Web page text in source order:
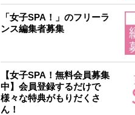
「女子SPA！」のフリーラ
ンス編集者募集
【女子SPA！無料会員募集
中】会員登録するだけで
様々な特典がもりだくさ
ん！